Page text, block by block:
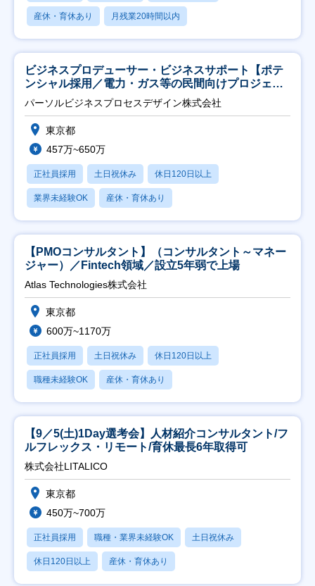
産休・育休あり 月残業20時間以内
ビジネスプロデューサー・ビジネスサポート【ポテ
ンシャル採用／電力・ガス等の民間向けプロジェク
ト推進】
パーソルビジネスプロセスデザイン株式会社
東京都
457万~650万
正社員採用 土日祝休み 休日120日以上
業界未経験OK 産休・育休あり
【PMOコンサルタント】（コンサルタント～マネー
ジャー）／Fintech領域／設立5年弱で上場
Atlas Technologies株式会社
東京都
600万~1170万
正社員採用 土日祝休み 休日120日以上
職種未経験OK 産休・育休あり
【9／5(土)1Day選考会】人材紹介コンサルタント/フ
ルフレックス・リモート/育休最長6年取得可
株式会社LITALICO
東京都
450万~700万
正社員採用 職種・業界未経験OK 土日祝休み
休日120日以上 産休・育休あり